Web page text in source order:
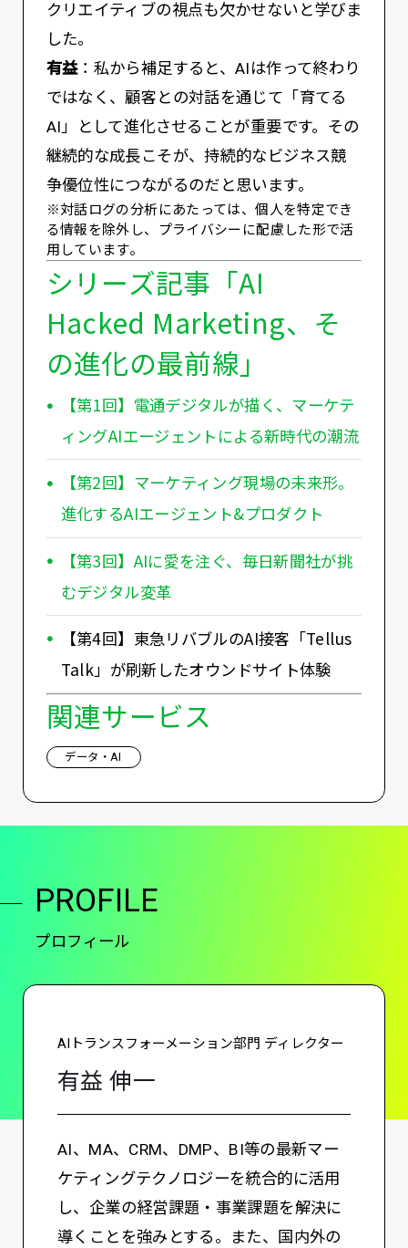
クリエイティブの視点も欠かせないと学びま
した。
有益：私から補足すると、AIは作って終わり
ではなく、顧客との対話を通じて「育てる
AI」として進化させることが重要です。その
継続的な成長こそが、持続的なビジネス競
争優位性につながるのだと思います。
※対話ログの分析にあたっては、個人を特定でき
る情報を除外し、プライバシーに配慮した形で活
用しています。
シリーズ記事「AI
Hacked Marketing、そ
の進化の最前線」
【第1回】電通デジタルが描く、マーケテ
ィングAIエージェントによる新時代の潮流
【第2回】マーケティング現場の未来形。
進化するAIエージェント&プロダクト
【第3回】AIに愛を注ぐ、毎日新聞社が挑
むデジタル変革
【第4回】東急リバブルのAI接客「Tellus
Talk」が刷新したオウンドサイト体験
関連サービス
データ・AI
PROFILE
プロフィール
有益 伸一
AIトランスフォーメーション部門 ディレクター
AI、MA、CRM、DMP、BI等の最新マー
ケティングテクノロジーを統合的に活用
し、企業の経営課題・事業課題を解決に
導くことを強みとする。また、国内外の